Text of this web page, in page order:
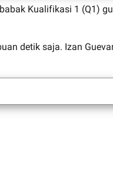
Kualifikasi 1 (Q1)
detik saja. Izan